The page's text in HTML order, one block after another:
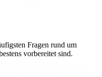
Fragen rund um
vorbereitet sind.